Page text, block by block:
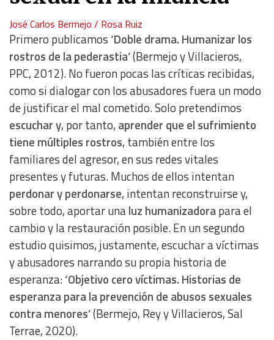
José Carlos Bermejo / Rosa Ruiz
Primero publicamos ‘Doble drama. Humanizar los
rostros de la pederastia’(Bermejo y Villacieros,
PPC, 2012). No fueron pocas las críticas recibidas,
como si dialogar con los abusadores fuera un modo
de justificar el mal cometido. Solo pretendimos
escuchar y, por tanto, aprender que el sufrimiento
tiene múltiples rostros, también entre los
familiares del agresor, en sus redes vitales
presentes y futuras. Muchos de ellos intentan
perdonar y perdonarse, intentan reconstruirse y,
sobre todo, aportar unaluz humanizadorapara el
cambio y la restauración posible. En un segundo
estudio quisimos, justamente, escuchar a víctimas
y abusadores narrando su propia historia de
esperanza:‘Objetivo cero víctimas. Historias de
esperanza para la prevención de abusos sexuales
contra menores’(Bermejo, Rey y Villacieros, Sal
Terrae, 2020).